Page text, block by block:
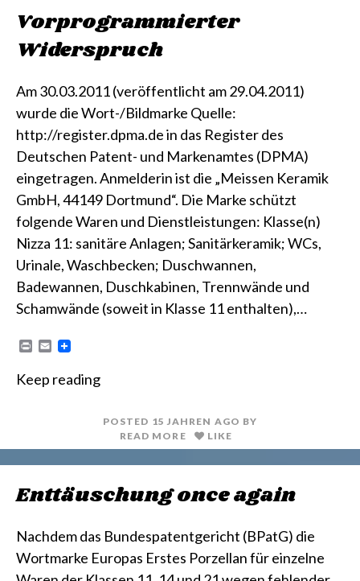
Vorprogrammierter
Widerspruch
Am 30.03.2011 (veröffentlicht am 29.04.2011)
wurde die Wort-/Bildmarke Quelle:
http://register.dpma.de in das Register des
Deutschen Patent- und Markenamtes (DPMA)
eingetragen. Anmelderin ist die „Meissen Keramik
GmbH, 44149 Dortmund“. Die Marke schützt
folgende Waren und Dienstleistungen: Klasse(n)
Nizza 11: sanitäre Anlagen; Sanitärkeramik; WCs,
Urinale, Waschbecken; Duschwannen,
Badewannen, Duschkabinen, Trennwände und
Schamwände (soweit in Klasse 11 enthalten),…
P
n
E
i
Keep reading
POSTED 15 JAHREN AGO BY
READ MORE
LIKE
Enttäuschung once again
Nachdem das Bundespatentgericht (BPatG) die
Wortmarke Europas Erstes Porzellan für einzelne